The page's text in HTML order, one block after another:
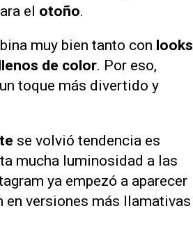
el otoño.
muy bien tanto con looks
de color. Por eso,
toque más divertido y
se volvió tendencia es
mucha luminosidad a las
ya empezó a aparecer
versiones más llamativas